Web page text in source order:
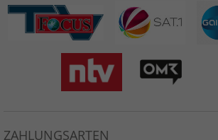
ZAHLUNGSARTEN